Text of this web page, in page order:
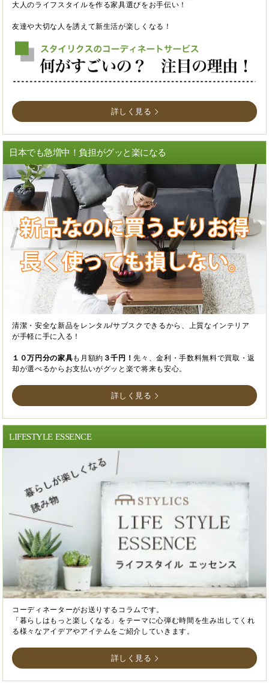
大人のライフスタイルを作る家具選びをお手伝い！
友達や大切な人を誘えて新生活が楽しくなる！
詳しく見る
日本でも急増中！負担がグッと楽になる
清潔・安全な新品をレンタル/サブスクできるから、上質なインテリア
が手軽に手に入る！
１０万円分の家具も月額約 ３千円！先々、金利・手数料無料で買取・返
却が選べるからお支払いがグッと楽で将来も安心。
詳しく見る
LIFESTYLE ESSENCE
コーディネーターがお送りするコラムです。
「暮らしはもっと楽しくなる」をテーマに心弾む時間を生み出してくれ
る様々なアイデアやアイテムをご紹介していきます。
詳しく見る